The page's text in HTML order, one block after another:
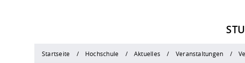
Startseite Hochschule Aktuelles Veranstaltungen